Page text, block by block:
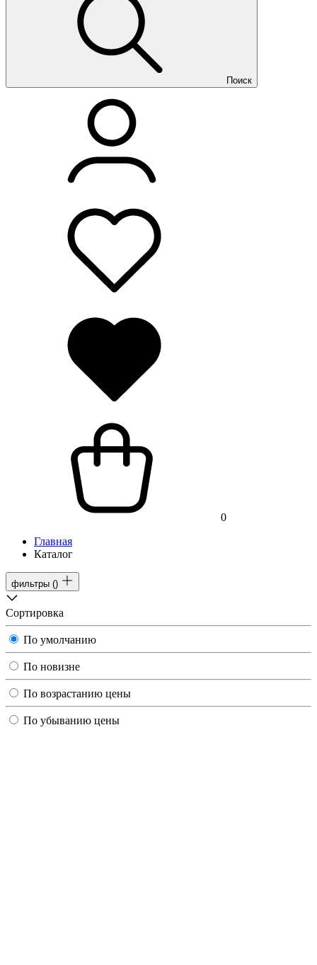
Поиск
0
Главная
Каталог
фильтры ()
Сортировка
По умолчанию
По новизне
По возрастанию цены
По убыванию цены